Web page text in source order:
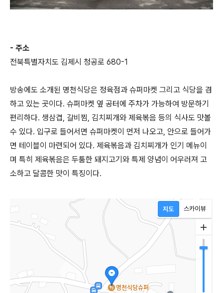
- 주소
전북특별자치도 김제시 청공로 680-1
방송에도 소개된 명천식당은 정육점과 슈퍼마켓 그리고 식당을 겸
하고 있는 곳이다. 슈퍼마켓 옆 공터에 주차가 가능하여 방문하기
편리하다. 생삼겹, 갈비찜, 김치찌개와 제육볶음 등의 식사도 맛볼
수 있다. 입구로 들어서면 슈퍼마켓이 먼저 나오고, 안으로 들어가
면 테이블이 마련되어 있다. 제육볶음과 김치찌개가 인기 메뉴이
며 특히 제육볶음은 두툼한 돼지고기와 특제 양념이 어우러져 고
소하고 달콤한 맛이 특징이다.